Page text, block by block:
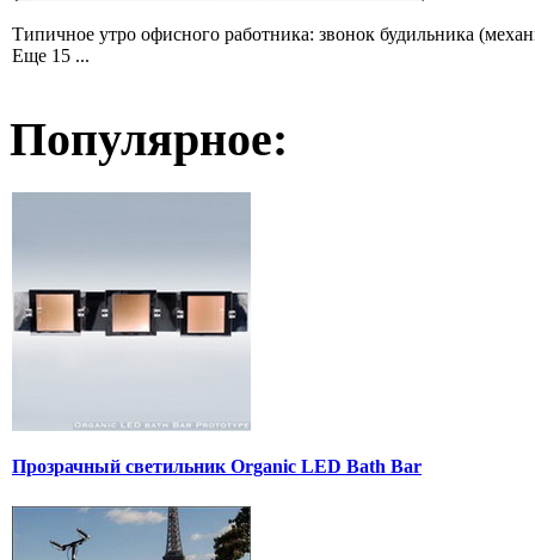
Типичное утро офисного работника: звонок будильника
Еще 15 ...
Популярное:
Прозрачный светильник Organic LED Bath Bar